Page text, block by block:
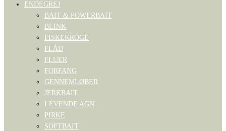
ENDEGREJ
BAIT & POWERBAIT
BLINK
FISKEKROGE
FLÅD
FLUER
FORFANG
GENNEMLØBER
JERKBAIT
LEVENDE AGN
PIRKE
SOFTBAIT